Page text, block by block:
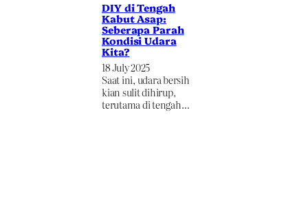
DIY di Tengah
Kabut Asap:
Seberapa Parah
Kondisi Udara
Kita?
18 July 2025
Saat ini, udara bersih
kian sulit dihirup,
terutama di tengah…